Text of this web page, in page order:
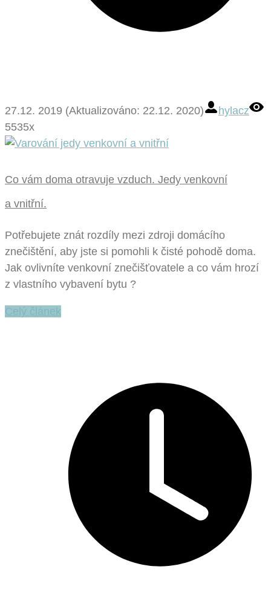
27.12. 2019 (Aktualizováno: 22.12. 2020)
hylacz
5535x
Co vám doma otravuje vzduch. Jedy venkovní
a vnitřní.
Potřebujete znát rozdíly mezi zdroji domácího
znečištění, aby jste si pomohli k čisté pohodě doma.
Jak ovlivníte venkovní znečišťovatele a co vám hrozí
z vlastního vybavení bytu ?
Celý článek